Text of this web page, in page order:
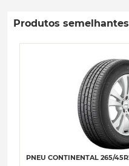
Produtos
PNEU CONTINENTAL 265/